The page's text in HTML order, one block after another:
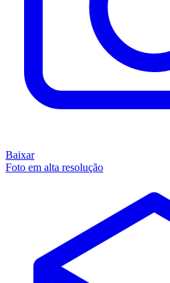
Baixar
Foto em alta resolução